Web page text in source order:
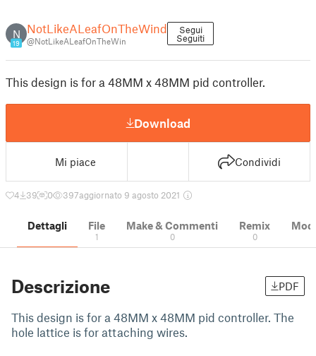
N
19
NotLikeALeafOnTheWind
@NotLikeALeafOnTheWin
Segui
Seguiti
This design is for a 48MM x 48MM pid controller.
Download
Mi piace Condividi
4 39 0 397aggiornato 9 agosto 2021
Dettagli File
1
Make & Commenti
0
Remix
0
Descrizione PDF
This design is for a 48MM x 48MM pid controller. The
hole lattice is for attaching wires.